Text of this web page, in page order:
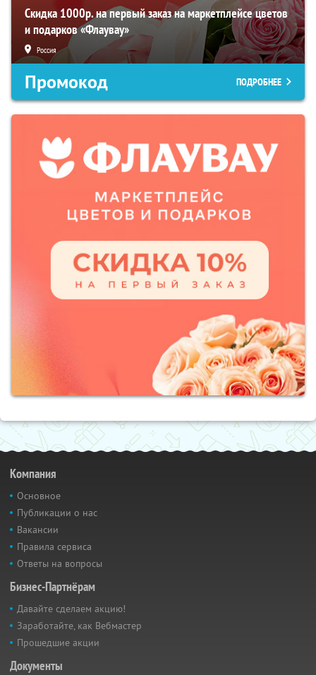
Скидка 1000р. на первый заказ на маркетплейсе цветов
и подарков «Флаувау»
Россия
Промокод ПОДРОБНЕЕ
Компания
Основное
Публикации о нас
Вакансии
Правила сервиса
Ответы на вопросы
Бизнес-Партнёрам
Давайте сделаем акцию!
Заработайте, как Вебмастер
Прошедшие акции
Документы